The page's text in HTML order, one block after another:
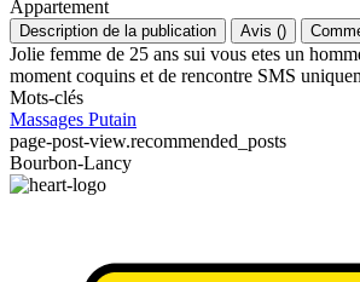
Appartement
Description de la publication Avis ()
Jolie femme de 25 ans sui vous etes un
moment coquins et de rencontre SMS
Mots-clés
Massages Putain
page-post-view.recommended_posts
Bourbon-Lancy